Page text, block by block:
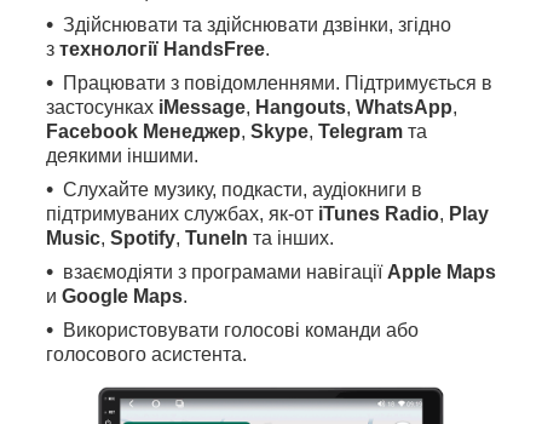
Здійснювати та здійснювати дзвінки, згідно
з технології HandsFree.
Працювати з повідомленнями. Підтримується в
застосунках iMessage, Hangouts, WhatsApp,
Facebook Менеджер, Skype, Telegram та
деякими іншими.
Слухайте музику, подкасти, аудіокниги в
підтримуваних службах, як-от iTunes Radio, Play
Music, Spotify, TuneIn та інших.
взаємодіяти з програмами навігаціїApple Maps
и Google Maps.
Використовувати голосові команди або
голосового асистента.